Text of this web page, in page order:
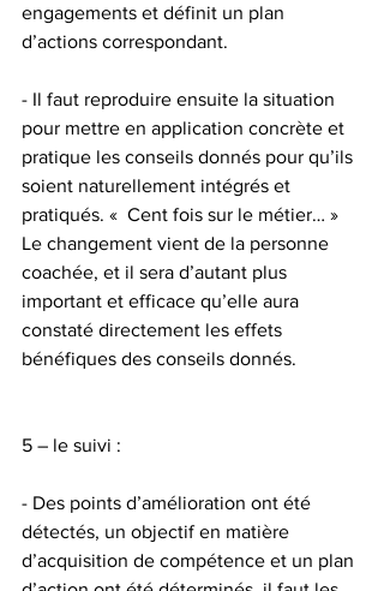
engagements et définit un plan
d’actions correspondant.
- Il faut reproduire ensuite la situation
pour mettre en application concrète et
pratique les conseils donnés pour qu’ils
soient naturellement intégrés et
pratiqués. «  Cent fois sur le métier… »
Le changement vient de la personne
coachée, et il sera d’autant plus
important et efficace qu’elle aura
constaté directement les effets
bénéfiques des conseils donnés.
5 – le suivi :
- Des points d’amélioration ont été
détectés, un objectif en matière
d’acquisition de compétence et un plan